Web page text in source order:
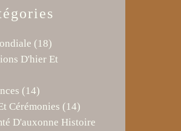
(18)
D'hier Et
(14)
Cérémonies (14)
D'auxonne Histoire